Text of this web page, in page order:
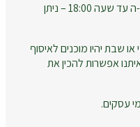
הזמנות באיסוף עצמי שיבוצעו בימים א-ה עד שעה 18:00 – ניתן
שבת יהיו מוכנים לאיסוף
אפשרות להכין את